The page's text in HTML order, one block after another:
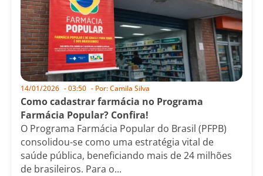
14/01/2026 -03:50 - Por:Camila Silva
Como cadastrar farmácia no Programa
Farmácia Popular? Confira!
O Programa Farmácia Popular do Brasil (PFPB)
consolidou-se como uma estratégia vital de
saúde pública, beneficiando mais de 24 milhões
de brasileiros. Para o...